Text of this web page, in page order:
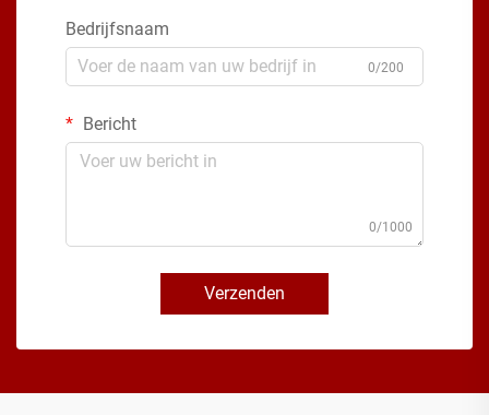
Bedrijfsnaam
0/200
Bericht
0/1000
Verzenden